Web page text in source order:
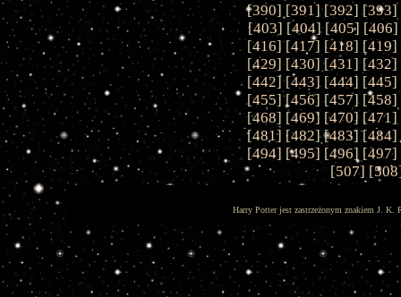
[390] [391] [392] [393]
[403] [404] [405] [406]
[416] [417] [418] [419]
[429] [430] [431] [432]
[442] [443] [444] [445]
[455] [456] [457] [458]
[468] [469] [470] [471]
[481] [482] [483] [484]
[494] [495] [496] [497]
[507] [508
Harry Potter jest zastrzeżonym znakiem J. K.